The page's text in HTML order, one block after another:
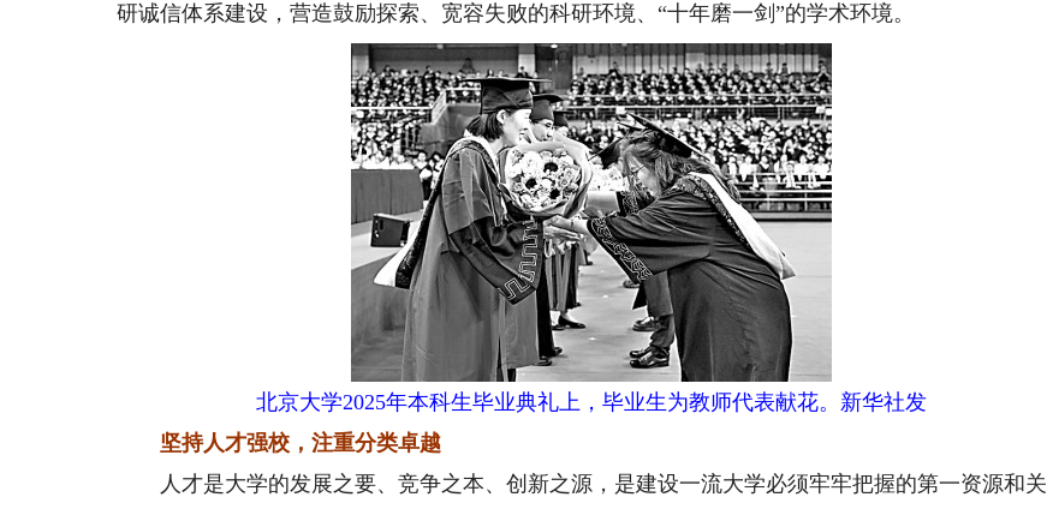
研诚信体系建设，营造鼓励探索、宽容失败的科研环境、“十年磨一剑”的学术环境。
北京大学2025年本科生毕业典礼上，毕业生为教师代表献花。新华社发
坚持人才强校，注重分类卓越
人才是大学的发展之要、竞争之本、创新之源，是建设一流大学必须牢牢把握的第一资源和关